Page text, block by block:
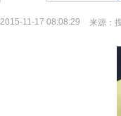
2015-11-17 08:08:29 来源：